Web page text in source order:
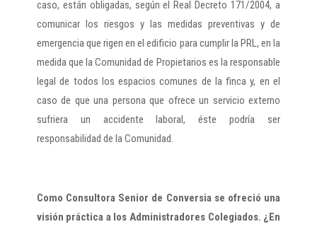
caso, están obligadas, según el Real Decreto 171/2004, a
comunicar los riesgos y las medidas preventivas y de
emergencia que rigen en el edificio para cumplir la PRL, en la
medida que la Comunidad de Propietarios es la responsable
legal de todos los espacios comunes de la finca y, en el
caso de que una persona que ofrece un servicio externo
sufriera un accidente laboral, éste podría ser
responsabilidad de la Comunidad.
Como Consultora Senior de Conversia se ofreció una
visión práctica a los Administradores Colegiados. ¿En